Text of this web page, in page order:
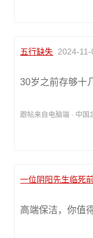
五行缺失 2024-
30岁之前存够十
跟帖来自电脑端 · 中国
一位阴阳先生临死
高端保洁，你值